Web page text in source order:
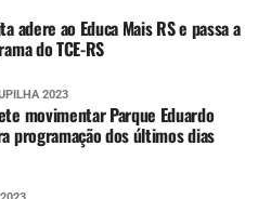
adere ao Educa Mais RS e passa a
do TCE-RS
2023
movimentar Parque Eduardo
programação dos últimos dias